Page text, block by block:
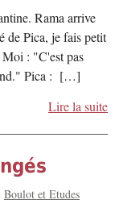
Rama arrive
de Pica, je fais petit
: "C'est pas
Pica : […]
Lire la suite
Boulot et Etudes